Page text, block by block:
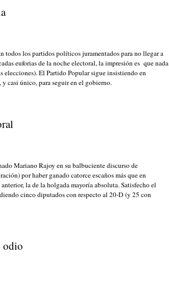
todos los partidos políticos juramentados para no llegar a
euforias de la noche electoral, la impresión es que nada
elecciones). El Partido Popular sigue insistiendo en
casi único, para seguir en el gobierno.
Mariano Rajoy en su balbuciente discurso de
por haber ganado catorce escaños más que en
la de la holgada mayoría absoluta. Satisfecho el
cinco diputados con respecto al 20-D (y 25 con
odio